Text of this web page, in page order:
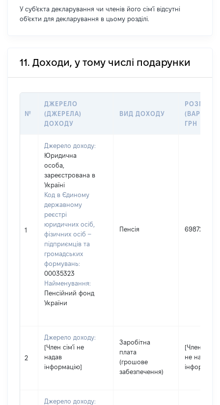
У суб'єкта декларування чи членів його сім'ї відсутні
об'єкти для декларування в цьому розділі.
11. Доходи, у тому числі подарунки
№
ДЖЕРЕЛО
(ДЖЕРЕЛА)
ДОХОДУ
ВИД ДОХОДУ
РОЗМІР
ГРН
1
Джерело доходу:
Юридична
особа,
зареєстрована в
Україні
Код в Єдиному
державному
реєстрі
юридичних осіб,
фізичних осіб –
підприємців та
громадських
формувань:
00035323
Найменування:
Пенсійний фонд
України
Пенсія 69872
2
Джерело доходу:
[Член сім'ї не
надав
інформацію]
Заробітна
плата
(грошове
забезпечення)
[Член сім'ї
не надав
Джерело доходу: